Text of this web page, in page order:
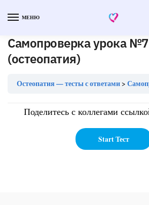
МЕНЮ
Самопроверка урока
(остеопатия)
Остеопатия — тесты с ответами
Поделитесь с коллегами